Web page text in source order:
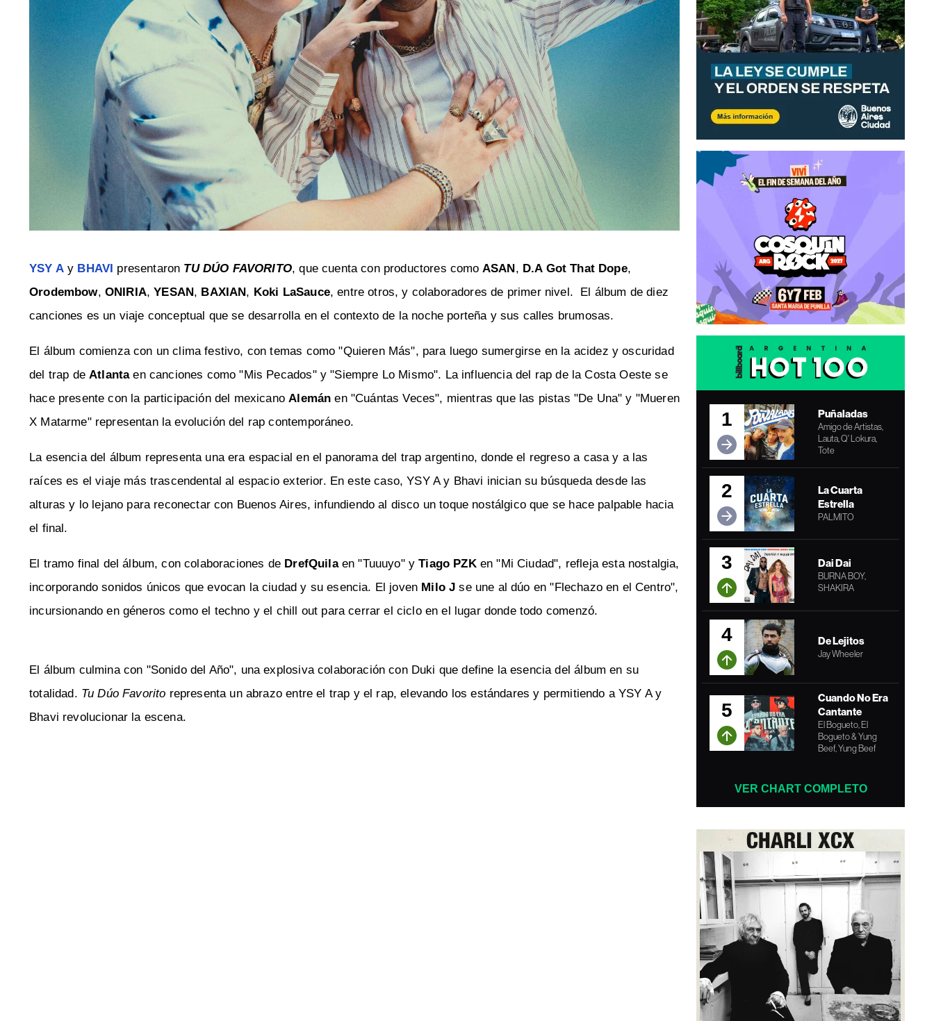
YSY Ay BHAVI presentaron TU DÚO FAVORITO, que cuenta con productores como ASAN , D.A Got That Dope,
Orodembow, ONIRIA,YESAN , BAXIAN , Koki LaSauce, entre otros, y colaboradores de primer nivel. El álbum de diez
canciones es un viaje conceptual que se desarrolla en el contexto de la noche porteña y sus calles brumosas.
El álbum comienza con un clima festivo, con temas como "Quieren Más", para luego sumergirse en la acidez y oscuridad
del trap deAtlantaen canciones como "Mis Pecados" y "Siempre Lo Mismo". La influencia del rap de la Costa Oeste se
hace presente con la participación del mexicanoAlemán en "Cuántas Veces", mientras que las pistas "De Una" y "Mueren
X Matarme" representan la evolución del rap contemporáneo.
La esencia del álbum representa una era espacial en el panorama del trap argentino, donde el regreso a casa y a las
raíces es el viaje más trascendental al espacio exterior. En este caso, YSY A y Bhavi inician su búsqueda desde las
alturas y lo lejano para reconectar con Buenos Aires, infundiendo al disco un toque nostálgico que se hace palpable hacia
el final.
El tramo final del álbum, con colaboraciones de DrefQuilaen "Tuuuyo" yTiago PZKen "Mi Ciudad", refleja esta nostalgia,
incorporando sonidos únicos que evocan la ciudad y su esencia. El joven Milo J se une al dúo en "Flechazo en el Centro",
incursionando en géneros como el techno y el chill out para cerrar el ciclo en el lugar donde todo comenzó.
El álbum culmina con "Sonido del Año", una explosiva colaboración con Duki que define la esencia del álbum en su
totalidad. Tu Dúo Favorito representa un abrazo entre el trap y el rap, elevando los estándares y permitiendo a YSY A y
Bhavi revolucionar la escena.
1 Puñaladas
Amigo de Artistas,
Lauta, Q' Lokura,
Tote
2
La Cuarta
Estrella
PALMITO
3 Dai Dai
BURNA BOY,
SHAKIRA
4 De Lejitos
Jay Wheeler
5
Cuando No Era
Cantante
El Bogueto, El
Bogueto & Yung
Beef, Yung Beef
VER CHART COMPLETO